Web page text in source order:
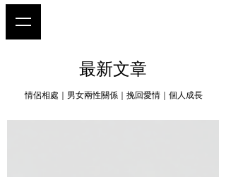
最新文章
情侶相處｜男女兩性關係｜挽回愛情｜個人成長